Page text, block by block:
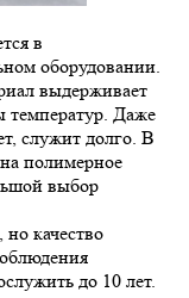
в
оборудовании.
выдерживает
температур. Даже
служит долго. В
полимерное
выбор
качество
до 10 лет.